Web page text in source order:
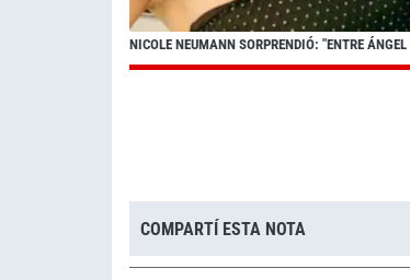
NICOLE NEUMANN SORPRENDIÓ: "ENTRE
COMPARTÍ ESTA NOTA